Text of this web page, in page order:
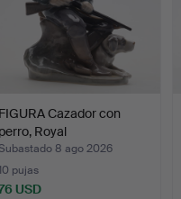
Cazador con
Royal
8 ago 2026
pujas
USD